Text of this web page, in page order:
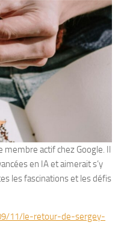
actif chez Google. Il
en IA et aimerait s’y
les fascinations et les défis
11/le-retour-de-sergey-